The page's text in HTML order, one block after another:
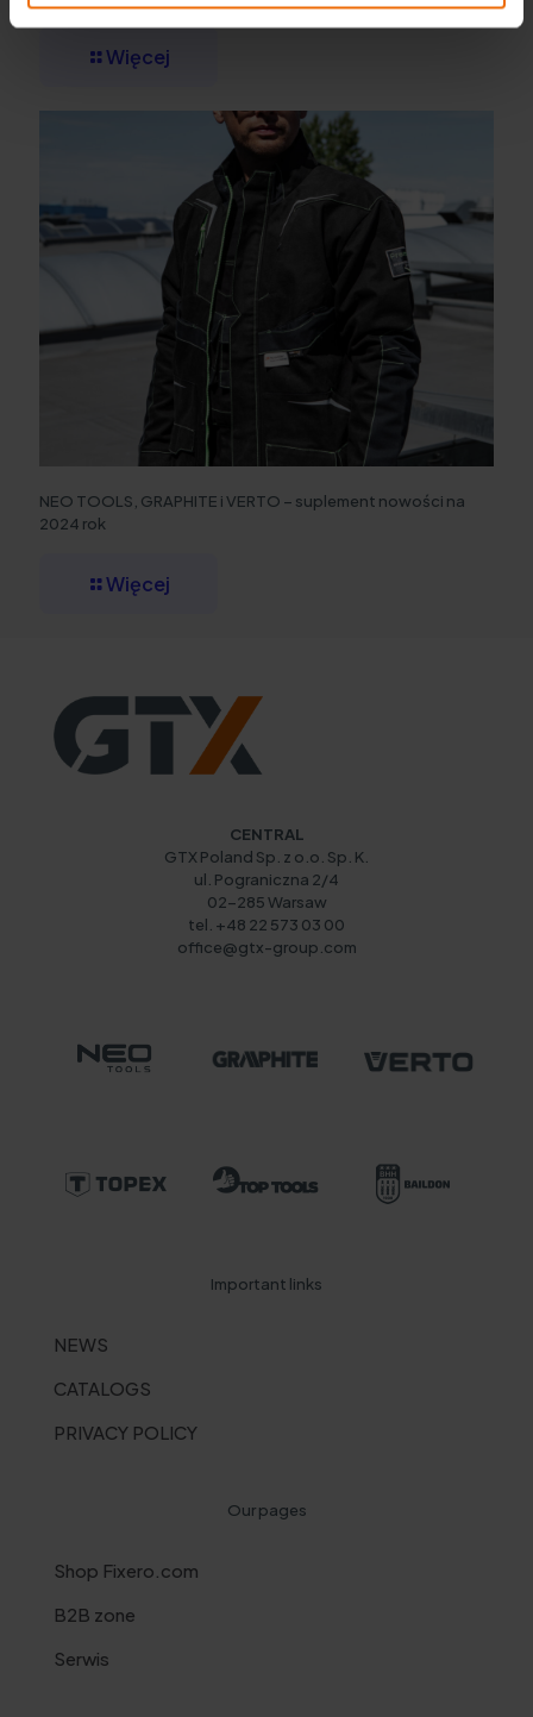
Więcej
NEO TOOLS, GRAPHITE i VERTO – suplement nowości na
2024 rok
Więcej
CENTRAL
GTX Poland Sp. z o.o. Sp. K.
ul. Pograniczna 2/4
02-285 Warsaw
tel. +48 22 573 03 00
office@gtx-group.com
Important links
NEWS
CATALOGS
PRIVACY POLICY
Our pages
Shop Fixero.com
B2B zone
Serwis